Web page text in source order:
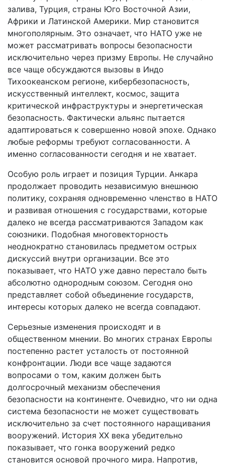
залива, Турция, страны Юго Восточной Азии,
Африки и Латинской Америки. Мир становится
многополярным. Это означает, что НАТО уже не
может рассматривать вопросы безопасности
исключительно через призму Европы. Не случайно
все чаще обсуждаются вызовы в Индо
Тихоокеанском регионе, кибербезопасность,
искусственный интеллект, космос, защита
критической инфраструктуры и энергетическая
безопасность. Фактически альянс пытается
адаптироваться к совершенно новой эпохе. Однако
любые реформы требуют согласованности. А
именно согласованности сегодня и не хватает.
Особую роль играет и позиция Турции. Анкара
продолжает проводить независимую внешнюю
политику, сохраняя одновременно членство в НАТО
и развивая отношения с государствами, которые
далеко не всегда рассматриваются Западом как
союзники. Подобная многовекторность
неоднократно становилась предметом острых
дискуссий внутри организации. Все это
показывает, что НАТО уже давно перестало быть
абсолютно однородным союзом. Сегодня оно
представляет собой объединение государств,
интересы которых далеко не всегда совпадают.
Серьезные изменения происходят и в
общественном мнении. Во многих странах Европы
постепенно растет усталость от постоянной
конфронтации. Люди все чаще задаются
вопросами о том, каким должен быть
долгосрочный механизм обеспечения
безопасности на континенте. Очевидно, что ни одна
система безопасности не может существовать
исключительно за счет постоянного наращивания
вооружений. История XX века убедительно
показывает, что гонка вооружений редко
становится основой прочного мира. Напротив,